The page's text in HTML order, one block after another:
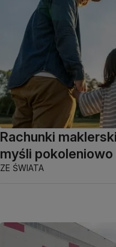
Rachunki
myśli pokoleniowo
ZE ŚWIATA